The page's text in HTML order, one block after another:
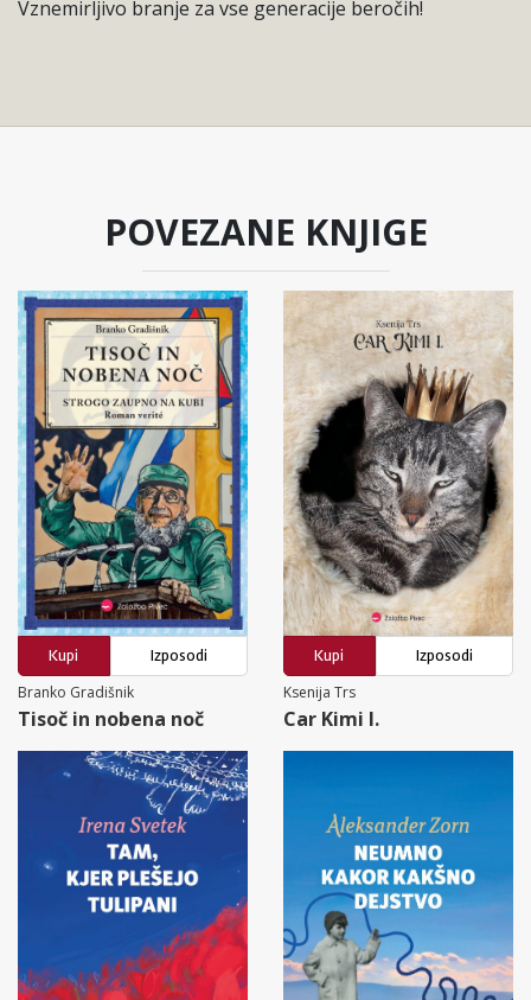
Vznemirljivo branje za vse generacije beročih!
POVEZANE KNJIGE
Kupi
Izposodi
Branko Gradišnik
Tisoč in nobena noč
Kupi
Izposodi
Ksenija Trs
Car Kimi I.